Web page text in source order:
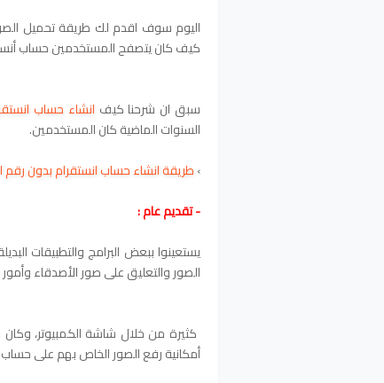
اليوم سوف اقدم لك طريقة تحميل
كيف كان يتصفح المستخدمين حساب
سبق ان شرحنا كيف انشاء حساب
السنوات الماضية كان المستخدمين.
›طريقة انشاء حساب انستقرام بدون
- تقديم عام :
يستعينوا ببعض البرامج والتطبيقات
الصور والتعليق على صور الأصدقاء
أمكانية رفع الصور الخاص بهم على حساب